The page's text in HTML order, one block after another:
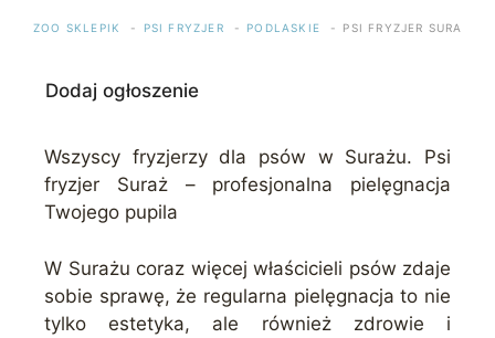
ZOO SKLEPIK PSI FRYZJER PODLASKIE PSI FRYZJER SURAŻ
Dodaj ogłoszenie
Wszyscy fryzjerzy dla psów w Surażu. Psi
fryzjer Suraż – profesjonalna pielęgnacja
Twojego pupila
W Surażu coraz więcej właścicieli psów zdaje
sobie sprawę, że regularna pielęgnacja to nie
tylko estetyka, ale również zdrowie i